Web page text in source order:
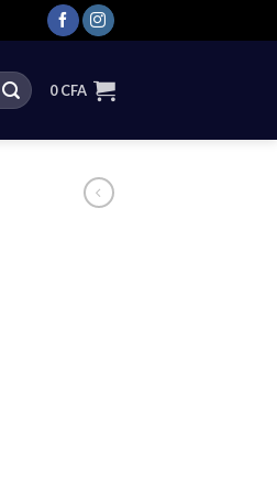
0CFA